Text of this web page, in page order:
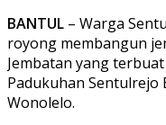
BANTUL – Warga
royong membangun
Jembatan yang
Padukuhan
Wonolelo.